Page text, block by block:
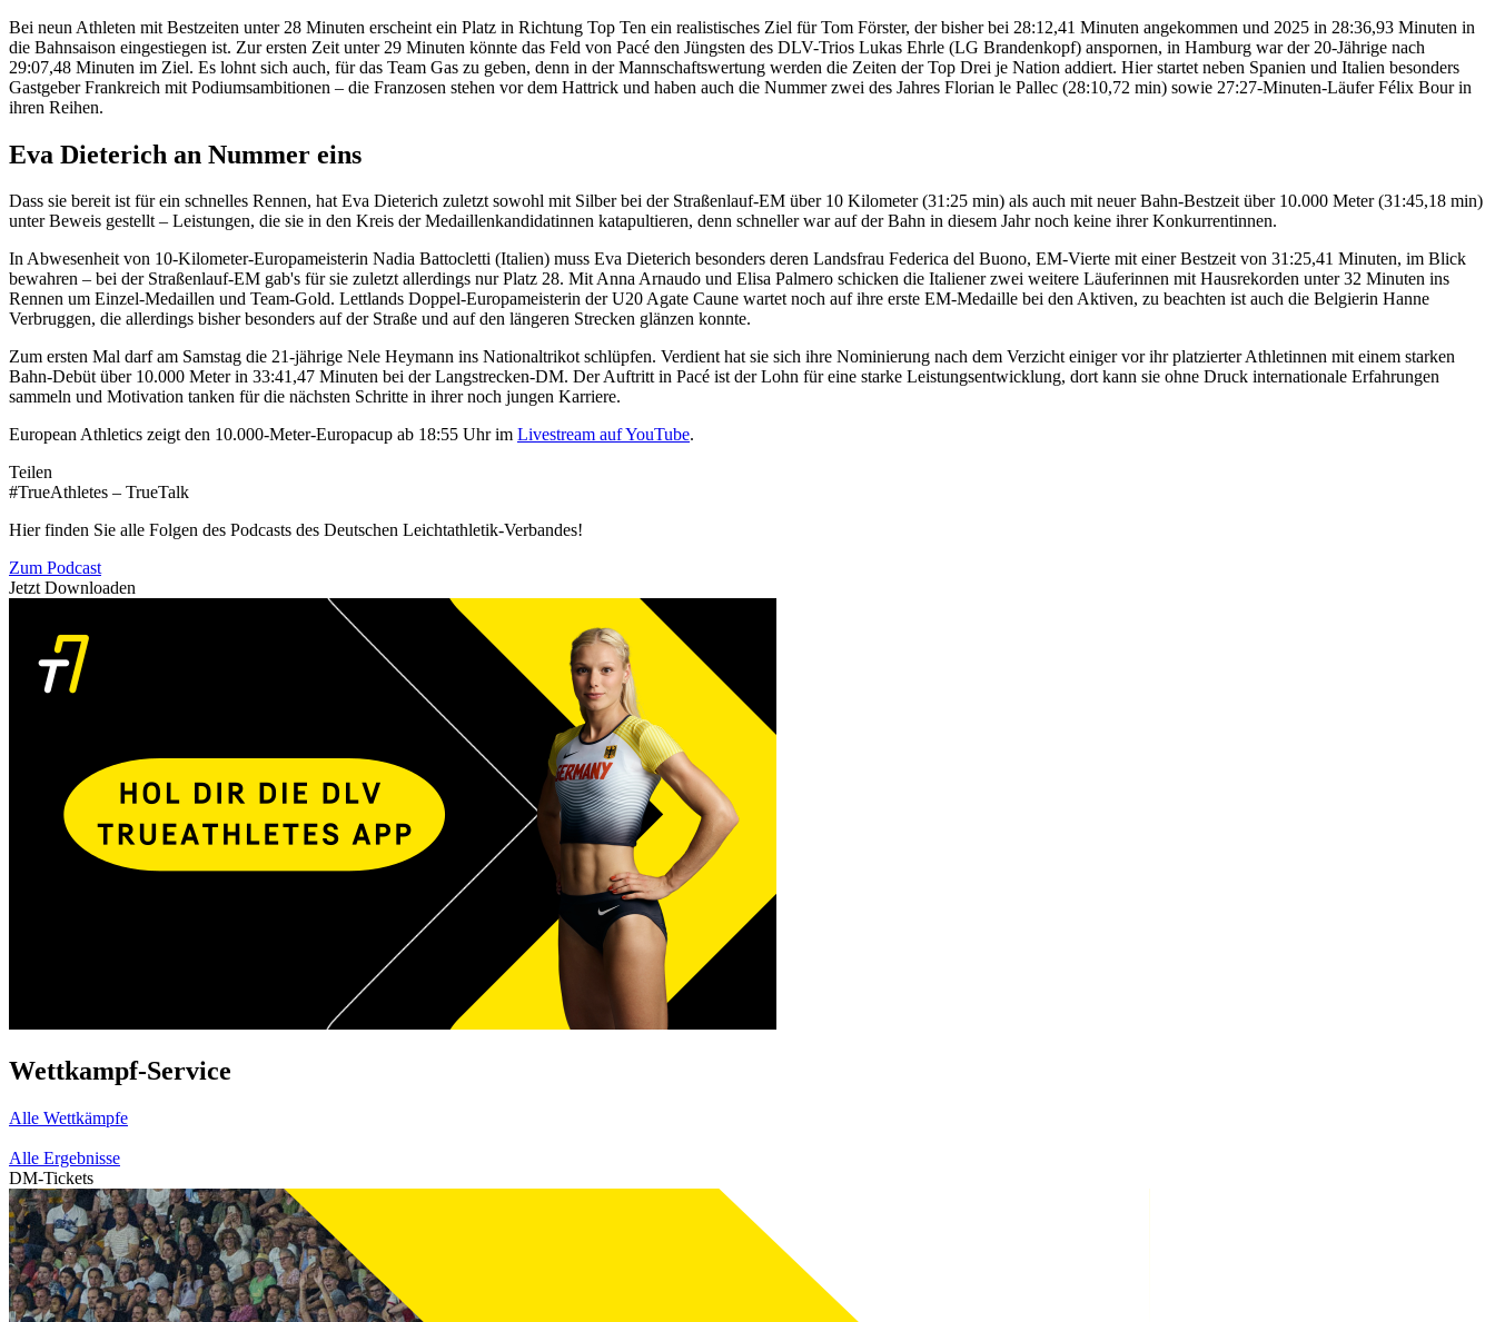
Bei neun Athleten mit Bestzeiten unter 28 Minuten erscheint ein Platz in Richtung Top Ten ein realistisches Ziel für Tom Förster, der bisher bei 28:12,41 Minuten angekommen und 2025 in 28:36,93 Minuten in
die Bahnsaison eingestiegen ist. Zur ersten Zeit unter 29 Minuten könnte das Feld von Pacé den Jüngsten des DLV-Trios Lukas Ehrle (LG Brandenkopf) anspornen, in Hamburg war der 20-Jährige nach
29:07,48 Minuten im Ziel. Es lohnt sich auch, für das Team Gas zu geben, denn in der Mannschaftswertung werden die Zeiten der Top Drei je Nation addiert. Hier startet neben Spanien und Italien besonders
Gastgeber Frankreich mit Podiumsambitionen – die Franzosen stehen vor dem Hattrick und haben auch die Nummer zwei des Jahres Florian le Pallec (28:10,72 min) sowie 27:27-Minuten-Läufer Félix Bour in
ihren Reihen.
Eva Dieterich an Nummer eins
Dass sie bereit ist für ein schnelles Rennen, hat Eva Dieterich zuletzt sowohl mit Silber bei der Straßenlauf-EM über 10 Kilometer (31:25 min) als auch mit neuer Bahn-Bestzeit über 10.000 Meter (31:45,18 min)
unter Beweis gestellt – Leistungen, die sie in den Kreis der Medaillenkandidatinnen katapultieren, denn schneller war auf der Bahn in diesem Jahr noch keine ihrer Konkurrentinnen.
In Abwesenheit von 10-Kilometer-Europameisterin Nadia Battocletti (Italien) muss Eva Dieterich besonders deren Landsfrau Federica del Buono, EM-Vierte mit einer Bestzeit von 31:25,41 Minuten, im Blick
bewahren – bei der Straßenlauf-EM gab's für sie zuletzt allerdings nur Platz 28. Mit Anna Arnaudo und Elisa Palmero schicken die Italiener zwei weitere Läuferinnen mit Hausrekorden unter 32 Minuten ins
Rennen um Einzel-Medaillen und Team-Gold. Lettlands Doppel-Europameisterin der U20 Agate Caune wartet noch auf ihre erste EM-Medaille bei den Aktiven, zu beachten ist auch die Belgierin Hanne
Verbruggen, die allerdings bisher besonders auf der Straße und auf den längeren Strecken glänzen konnte.
Zum ersten Mal darf am Samstag die 21-jährige Nele Heymann ins Nationaltrikot schlüpfen. Verdient hat sie sich ihre Nominierung nach dem Verzicht einiger vor ihr platzierter Athletinnen mit einem starken
Bahn-Debüt über 10.000 Meter in 33:41,47 Minuten bei der Langstrecken-DM. Der Auftritt in Pacé ist der Lohn für eine starke Leistungsentwicklung, dort kann sie ohne Druck internationale Erfahrungen
sammeln und Motivation tanken für die nächsten Schritte in ihrer noch jungen Karriere.
European Athletics zeigt den 10.000-Meter-Europacup ab 18:55 Uhr im Livestream auf YouTube.
Teilen
#TrueAthletes – TrueTalk
Hier finden Sie alle Folgen des Podcasts des Deutschen Leichtathletik-Verbandes!
Zum Podcast
Jetzt Downloaden
Wettkampf-Service
Alle Wettkämpfe
Alle Ergebnisse
DM-Tickets